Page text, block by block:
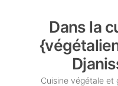
Dans la
Cuisine végétale et